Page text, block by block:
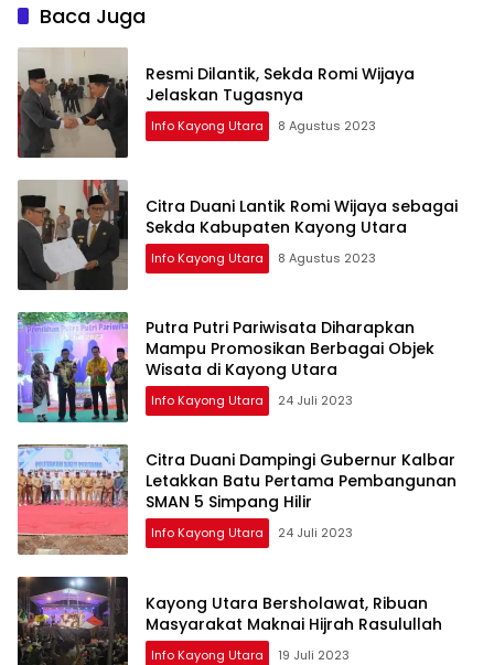
Baca Juga
Resmi Dilantik, Sekda Romi Wijaya
Jelaskan Tugasnya
Info Kayong Utara 8 Agustus 2023
Citra Duani Lantik Romi Wijaya sebagai
Sekda Kabupaten Kayong Utara
Info Kayong Utara 8 Agustus 2023
Putra Putri Pariwisata Diharapkan
Mampu Promosikan Berbagai Objek
Wisata di Kayong Utara
Info Kayong Utara 24 Juli 2023
Citra Duani Dampingi Gubernur Kalbar
Letakkan Batu Pertama Pembangunan
SMAN 5 Simpang Hilir
Info Kayong Utara 24 Juli 2023
Kayong Utara Bersholawat, Ribuan
Masyarakat Maknai Hijrah Rasulullah
Info Kayong Utara 19 Juli 2023